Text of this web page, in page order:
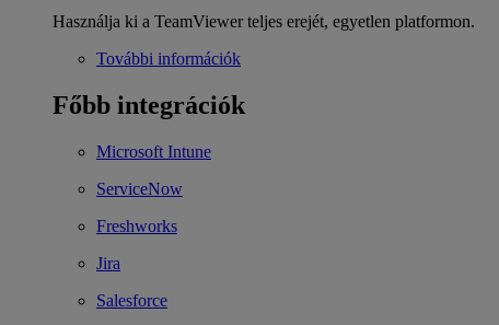
Használja ki a TeamViewer teljes erejét, egyetlen platformon.
További információk
Főbb integrációk
Microsoft Intune
ServiceNow
Freshworks
Jira
Salesforce